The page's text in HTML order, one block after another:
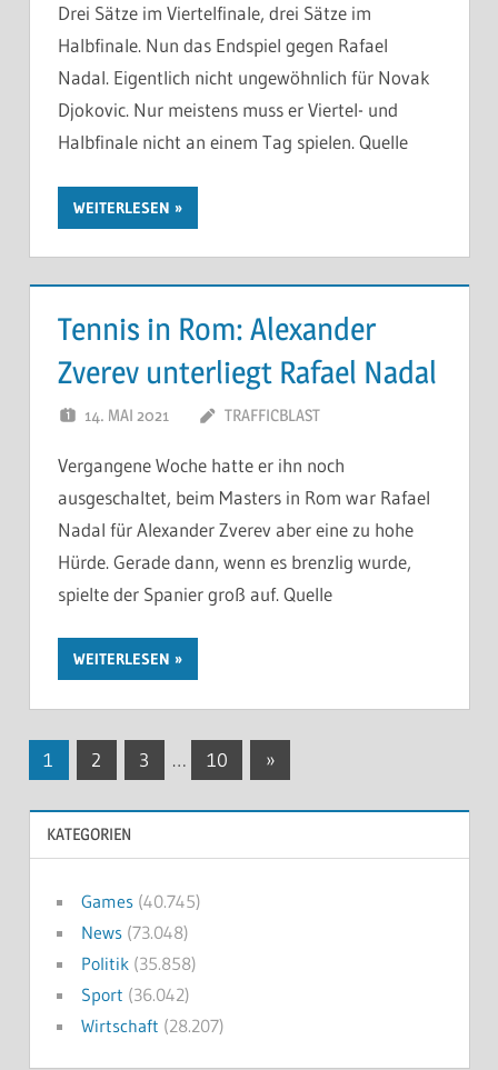
Drei Sätze im Viertelfinale, drei Sätze im
Halbfinale. Nun das Endspiel gegen Rafael
Nadal. Eigentlich nicht ungewöhnlich für Novak
Djokovic. Nur meistens muss er Viertel- und
Halbfinale nicht an einem Tag spielen. Quelle
WEITERLESEN
Tennis in Rom: Alexander
Zverev unterliegt Rafael Nadal
14. MAI 2021 TRAFFICBLAST
Vergangene Woche hatte er ihn noch
ausgeschaltet, beim Masters in Rom war Rafael
Nadal für Alexander Zverev aber eine zu hohe
Hürde. Gerade dann, wenn es brenzlig wurde,
spielte der Spanier groß auf. Quelle
WEITERLESEN
Seitennummerierung
der
Beiträge
1 2 3 … 10
Nächste
»
KATEGORIEN
Games(40.745)
News(73.048)
Politik(35.858)
Sport (36.042)
Wirtschaft (28.207)